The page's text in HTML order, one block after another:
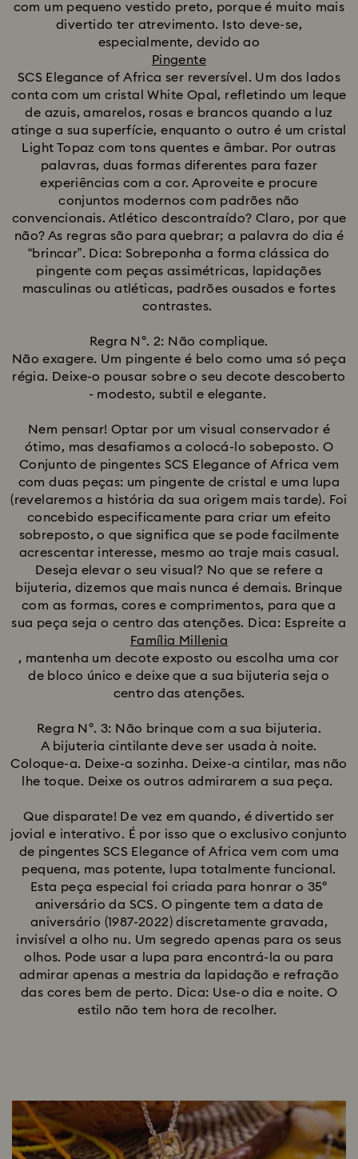
com um pequeno vestido preto, porque é muito mais
divertido ter atrevimento. Isto deve-se,
especialmente, devido ao
Pingente
SCS Elegance of Africa ser reversível. Um dos lados
conta com um cristal White Opal, refletindo um leque
de azuis, amarelos, rosas e brancos quando a luz
atinge a sua superfície, enquanto o outro é um cristal
Light Topaz com tons quentes e âmbar. Por outras
palavras, duas formas diferentes para fazer
experiências com a cor. Aproveite e procure
conjuntos modernos com padrões não
convencionais. Atlético descontraído? Claro, por que
não? As regras são para quebrar; a palavra do dia é
“brincar”. Dica: Sobreponha a forma clássica do
pingente com peças assimétricas, lapidações
masculinas ou atléticas, padrões ousados e fortes
contrastes.
Regra Nº. 2: Não complique.
Não exagere. Um pingente é belo como uma só peça
régia. Deixe-o pousar sobre o seu decote descoberto
- modesto, subtil e elegante.
Nem pensar! Optar por um visual conservador é
ótimo, mas desafiamos a colocá-lo sobeposto. O
Conjunto de pingentes SCS Elegance of Africa vem
com duas peças: um pingente de cristal e uma lupa
(revelaremos a história da sua origem mais tarde). Foi
concebido especificamente para criar um efeito
sobreposto, o que significa que se pode facilmente
acrescentar interesse, mesmo ao traje mais casual.
Deseja elevar o seu visual? No que se refere a
bijuteria, dizemos que mais nunca é demais. Brinque
com as formas, cores e comprimentos, para que a
sua peça seja o centro das atenções. Dica: Espreite a
Família Millenia
, mantenha um decote exposto ou escolha uma cor
de bloco único e deixe que a sua bijuteria seja o
centro das atenções.
Regra Nº. 3: Não brinque com a sua bijuteria.
A bijuteria cintilante deve ser usada à noite.
Coloque-a. Deixe-a sozinha. Deixe-a cintilar, mas não
lhe toque. Deixe os outros admirarem a sua peça.
Que disparate! De vez em quando, é divertido ser
jovial e interativo. É por isso que o exclusivo conjunto
de pingentes SCS Elegance of Africa vem com uma
pequena, mas potente, lupa totalmente funcional.
Esta peça especial foi criada para honrar o 35º
aniversário da SCS. O pingente tem a data de
aniversário (1987-2022) discretamente gravada,
invisível a olho nu. Um segredo apenas para os seus
olhos. Pode usar a lupa para encontrá-la ou para
admirar apenas a mestria da lapidação e refração
das cores bem de perto. Dica: Use-o dia e noite. O
estilo não tem hora de recolher.